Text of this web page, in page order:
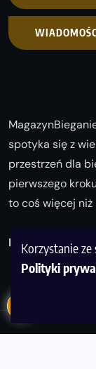
Korzystanie
Polityki
spotyka się z
przestrzeń dla
pierwszego
to coś więcej
Biegaj z nami i